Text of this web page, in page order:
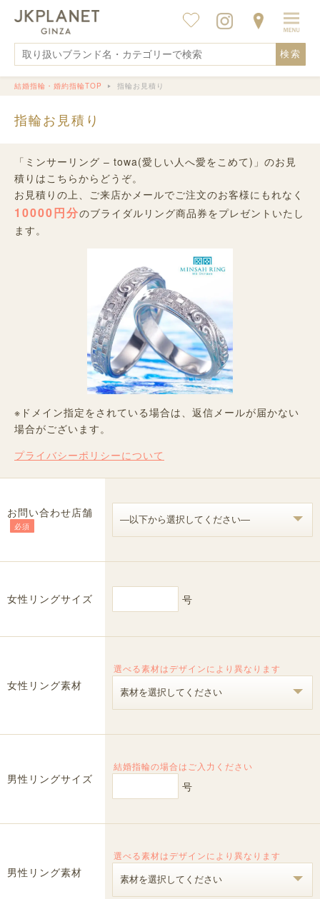
検索
結婚指輪・婚約指輪TOP 指輪お見積り
指輪お見積り
「ミンサーリング – towa(愛しい人へ愛をこめて)」のお見
積りはこちらからどうぞ。
お見積りの上、ご来店かメールでご注文のお客様にもれなく
10000円分のブライダルリング商品券をプレゼントいたし
ます。
※ドメイン指定をされている場合は、返信メールが届かない
場合がございます。
プライバシーポリシーについて
お問い合わせ店舗
必須
女性リングサイズ 号
女性リング素材
選べる素材はデザインにより異なります
男性リングサイズ
結婚指輪の場合はご入力ください
号
男性リング素材
選べる素材はデザインにより異なります